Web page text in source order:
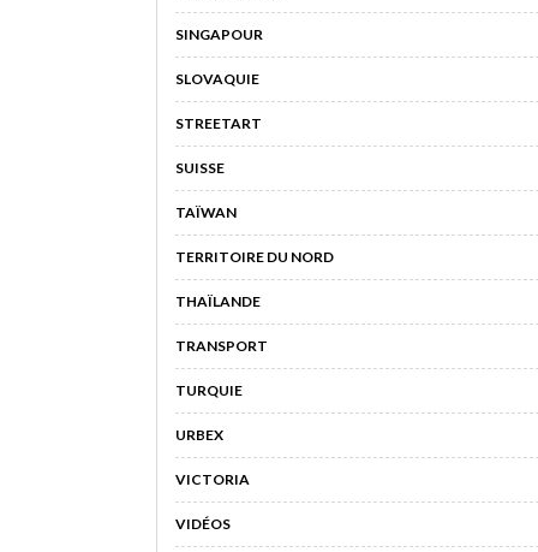
SINGAPOUR
SLOVAQUIE
STREETART
SUISSE
TAÏWAN
TERRITOIRE DU NORD
THAÏLANDE
TRANSPORT
TURQUIE
URBEX
VICTORIA
VIDÉOS